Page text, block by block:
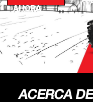
AHORA
ACERCA